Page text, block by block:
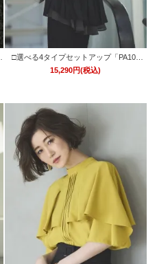
□選べる4タイプセットアップ「PA108
1」/ フォーマルセレモニー・入学式(入園
15,290円(税込)